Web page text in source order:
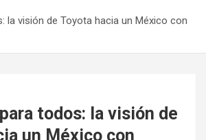
la visión de Toyota hacia un México con
todos: la visión de
un México con